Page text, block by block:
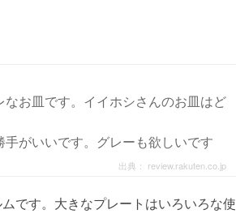
お皿です。イイホシさんのお皿はど
がいいです。グレーも欲しいです
出典： review.rakuten.co.jp
です。大きなプレートはいろいろな使